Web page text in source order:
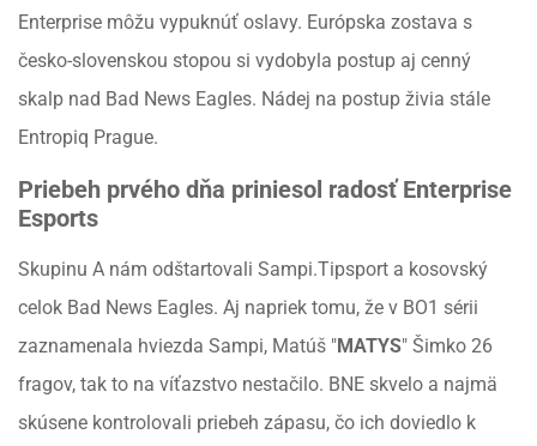
Enterprise môžu vypuknúť oslavy. Európska zostava s
česko-slovenskou stopou si vydobyla postup aj cenný
skalp nad Bad News Eagles. Nádej na postup živia stále
Entropiq Prague.
Priebeh prvého dňa priniesol radosť Enterprise
Esports
Skupinu A nám odštartovali Sampi.Tipsport a kosovský
celok Bad News Eagles. Aj napriek tomu, že v BO1 sérii
zaznamenala hviezda Sampi, Matúš "MATYS" Šimko 26
fragov, tak to na víťazstvo nestačilo. BNE skvelo a najmä
skúsene kontrolovali priebeh zápasu, čo ich doviedlo k